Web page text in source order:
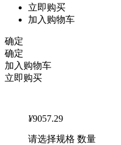
立即购买
加入购物车
确定
确定
加入购物车
立即购买
¥9057.29
请选择规格 数量